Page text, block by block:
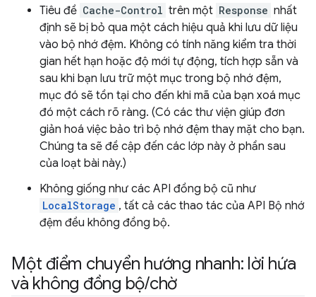
Tiêu đề Cache-Control trên một Response nhất
định sẽ bị bỏ qua một cách hiệu quả khi lưu dữ liệu
vào bộ nhớ đệm. Không có tính năng kiểm tra thời
gian hết hạn hoặc độ mới tự động, tích hợp sẵn và
sau khi bạn lưu trữ một mục trong bộ nhớ đệm,
mục đó sẽ tồn tại cho đến khi mã của bạn xoá mục
đó một cách rõ ràng. (Có các thư viện giúp đơn
giản hoá việc bảo trì bộ nhớ đệm thay mặt cho bạn.
Chúng ta sẽ đề cập đến các lớp này ở phần sau
của loạt bài này.)
Không giống như các API đồng bộ cũ như
LocalStorage , tất cả các thao tác của API Bộ nhớ
đệm đều không đồng bộ.
Một điểm chuyển hướng nhanh: lời hứa
và không đồng bộ/chờ